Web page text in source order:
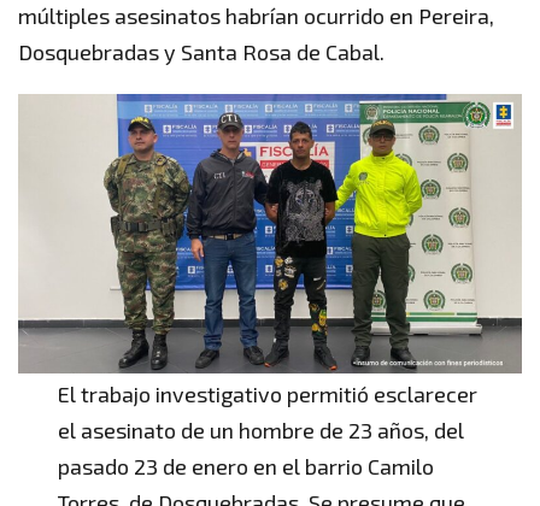
múltiples asesinatos habrían ocurrido en Pereira,
Dosquebradas y Santa Rosa de Cabal.
El trabajo investigativo permitió esclarecer
el asesinato de un hombre de 23 años, del
pasado 23 de enero en el barrio Camilo